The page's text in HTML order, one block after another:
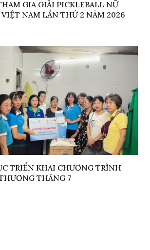
GIA GIẢI PICKLEBALL NỮ
NAM LẦN THỨ 2 NĂM 2026
TRIỂN KHAI CHƯƠNG TRÌNH
THÁNG 7